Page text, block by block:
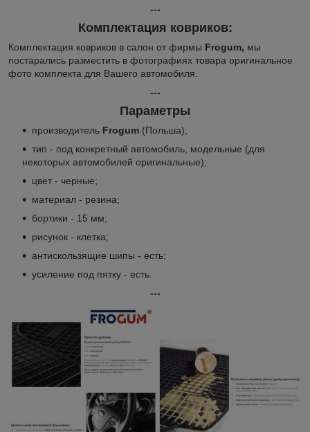
---
Комплектация ковриков:
Комплектация ковриков в салон от фирмы Frogum, мы
постарались разместить в фотографиях товара оригинальное
фото комплекта для Вашего автомобиля.
---
Параметры
производитель Frogum (Польша);
тип - под конкретный автомобиль, модельные (для
некоторых автомобилей оригинальные);
цвет - черные;
материал - резина;
бортики - 15 мм;
рисунок - клетка;
антискользящие шипы - есть;
усиление под пятку - есть.
---